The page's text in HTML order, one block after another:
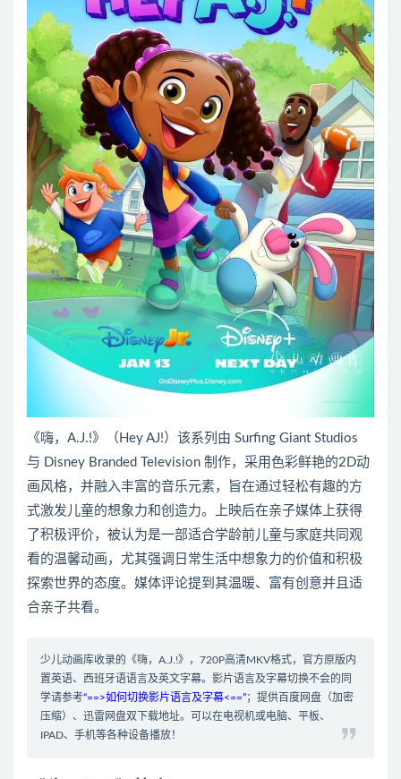
《嗨，A.J.!》（Hey AJ!）该系列由 Surfing Giant Studios
与 Disney Branded Television 制作，采用色彩鲜艳的2D动
画风格，并融入丰富的音乐元素，旨在通过轻松有趣的方
式激发儿童的想象力和创造力。上映后在亲子媒体上获得
了积极评价，被认为是一部适合学龄前儿童与家庭共同观
看的温馨动画，尤其强调日常生活中想象力的价值和积极
探索世界的态度。媒体评论提到其温暖、富有创意并且适
合亲子共看。
少儿动画库收录的《嗨，A.J.!》，720P高清MKV格式，官方原版内
置英语、西班牙语语言及英文字幕。影片语言及字幕切换不会的同
学请参考“==>如何切换影片语言及字幕<==”；提供百度网盘（加密
压缩）、迅雷网盘双下载地址。可以在电视机或电脑、平板、
IPAD、手机等各种设备播放！